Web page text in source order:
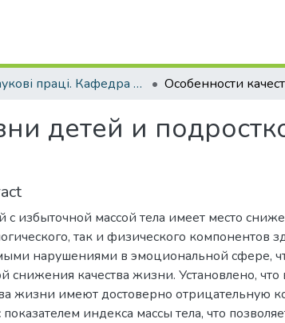
Наукові праці. Кафедра педіатрії № 1 та неонатології
детей и
с избыточной массой тела имеет место
так и физического компонентов
нарушениями в эмоциональной сфере,
снижения качества жизни. Установлено,
жизни имеют достоверно отрицательную
показателем индекса массы тела, что